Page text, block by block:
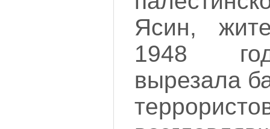
Ясин,
1948
вырезала